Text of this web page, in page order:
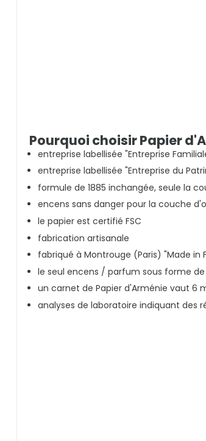
Pourquoi choisir Papier
entreprise labellisée "Entreprise
entreprise labellisée "Entreprise du
formule de 1885 inchangée, seule la
encens sans danger pour la couche
le papier est certifié FSC
fabrication artisanale
fabriqué à Montrouge (Paris) "Made in
le seul encens / parfum sous forme
un carnet de Papier d'Arménie vaut 6
analyses de laboratoire indiquant des